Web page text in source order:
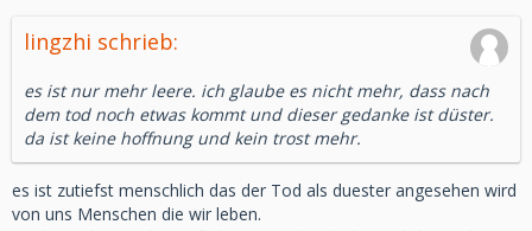
lingzhi schrieb:
es ist nur mehr leere. ich glaube es nicht mehr, dass nach
dem tod noch etwas kommt und dieser gedanke ist düster.
da ist keine hoffnung und kein trost mehr.
es ist zutiefst menschlich das der Tod als duester angesehen wird
von uns Menschen die wir leben.